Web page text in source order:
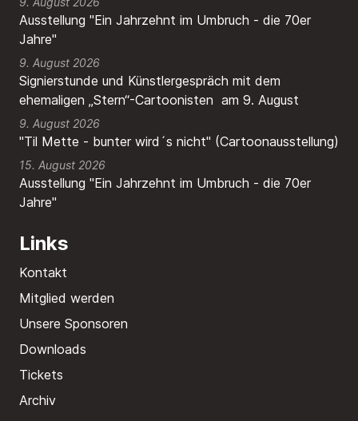
Ausstellung "Ein Jahrzehnt im Umbruch - die 70er
Jahre"
9. August 2026
Signierstunde und Künstlergespräch mit dem
ehemaligen „Stern“-Cartoonisten am 9. August
9. August 2026
"Til Mette - bunter wird´s nicht" (Cartoonausstellung)
15. August 2026
Ausstellung "Ein Jahrzehnt im Umbruch - die 70er
Jahre"
Links
Kontakt
Mitglied werden
Unsere Sponsoren
Downloads
Tickets
Archiv